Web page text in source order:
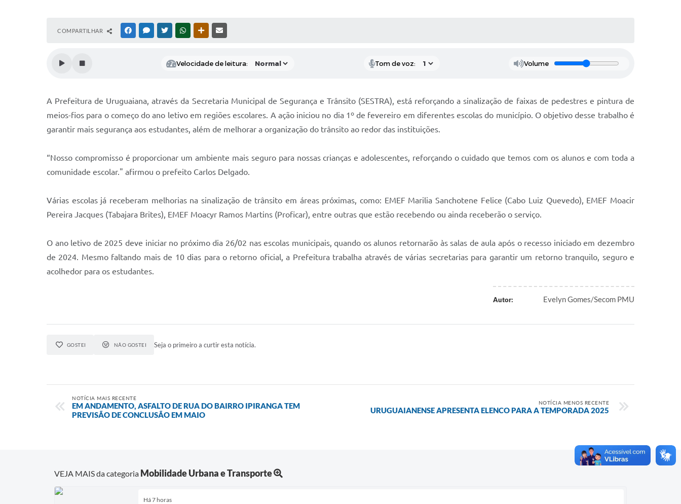
COMPARTILHAR FACEBOOKMESSENGER
TWITTERWHATSAPPOUTRAS MÍDIAS
Velocidade de leitura: Tom de voz: Volume
A Prefeitura de Uruguaiana, através da Secretaria Municipal de Segurança e Trânsito (SESTRA), está reforçando a sinalização de faixas de pedestres e pintura de
meios-fios para o começo do ano letivo em regiões escolares. A ação iniciou no dia 1º de fevereiro em diferentes escolas do município. O objetivo desse trabalho é
garantir mais segurança aos estudantes, além de melhorar a organização do trânsito ao redor das instituições.
“Nosso compromisso é proporcionar um ambiente mais seguro para nossas crianças e adolescentes, reforçando o cuidado que temos com os alunos e com toda a
comunidade escolar." afirmou o prefeito Carlos Delgado.
Várias escolas já receberam melhorias na sinalização de trânsito em áreas próximas, como: EMEF Marilia Sanchotene Felice (Cabo Luiz Quevedo), EMEF Moacir
Pereira Jacques (Tabajara Brites), EMEF Moacyr Ramos Martins (Proficar), entre outras que estão recebendo ou ainda receberão o serviço.
O ano letivo de 2025 deve iniciar no próximo dia 26/02 nas escolas municipais, quando os alunos retornarão às salas de aula após o recesso iniciado em dezembro
de 2024. Mesmo faltando mais de 10 dias para o retorno oficial, a Prefeitura trabalha através de várias secretarias para garantir um retorno tranquilo, seguro e
acolhedor para os estudantes.
Autor: Evelyn Gomes/Secom PMU
GOSTEI NÃO GOSTEI Seja o primeiro a curtir esta notícia.
NOTÍCIA MAIS RECENTE
EM ANDAMENTO, ASFALTO DE RUA DO BAIRRO IPIRANGA TEM
PREVISÃO DE CONCLUSÃO EM MAIO
NOTÍCIA MENOS RECENTE
URUGUAIANENSE APRESENTA ELENCO PARA A TEMPORADA 2025
VEJA MAIS da categoria Mobilidade Urbana e Transporte
Há 7 horas